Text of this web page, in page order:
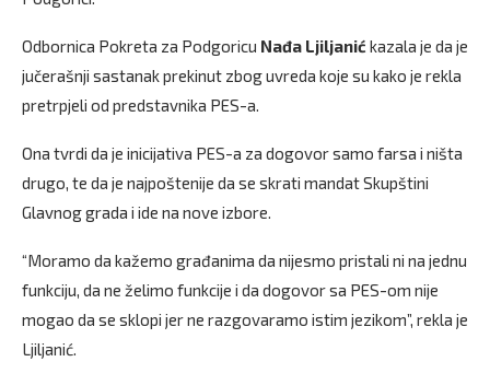
Odbornica Pokreta za Podgoricu Nađa Ljiljanić kazala je da je
jučerašnji sastanak prekinut zbog uvreda koje su kako je rekla
pretrpjeli od predstavnika PES-a.
Ona tvrdi da je inicijativa PES-a za dogovor samo farsa i ništa
drugo, te da je najpoštenije da se skrati mandat Skupštini
Glavnog grada i ide na nove izbore.
“Moramo da kažemo građanima da nijesmo pristali ni na jednu
funkciju, da ne želimo funkcije i da dogovor sa PES-om nije
mogao da se sklopi jer ne razgovaramo istim jezikom”, rekla je
Ljiljanić.